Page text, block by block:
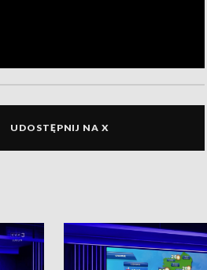
UDOSTĘPNIJ NA X